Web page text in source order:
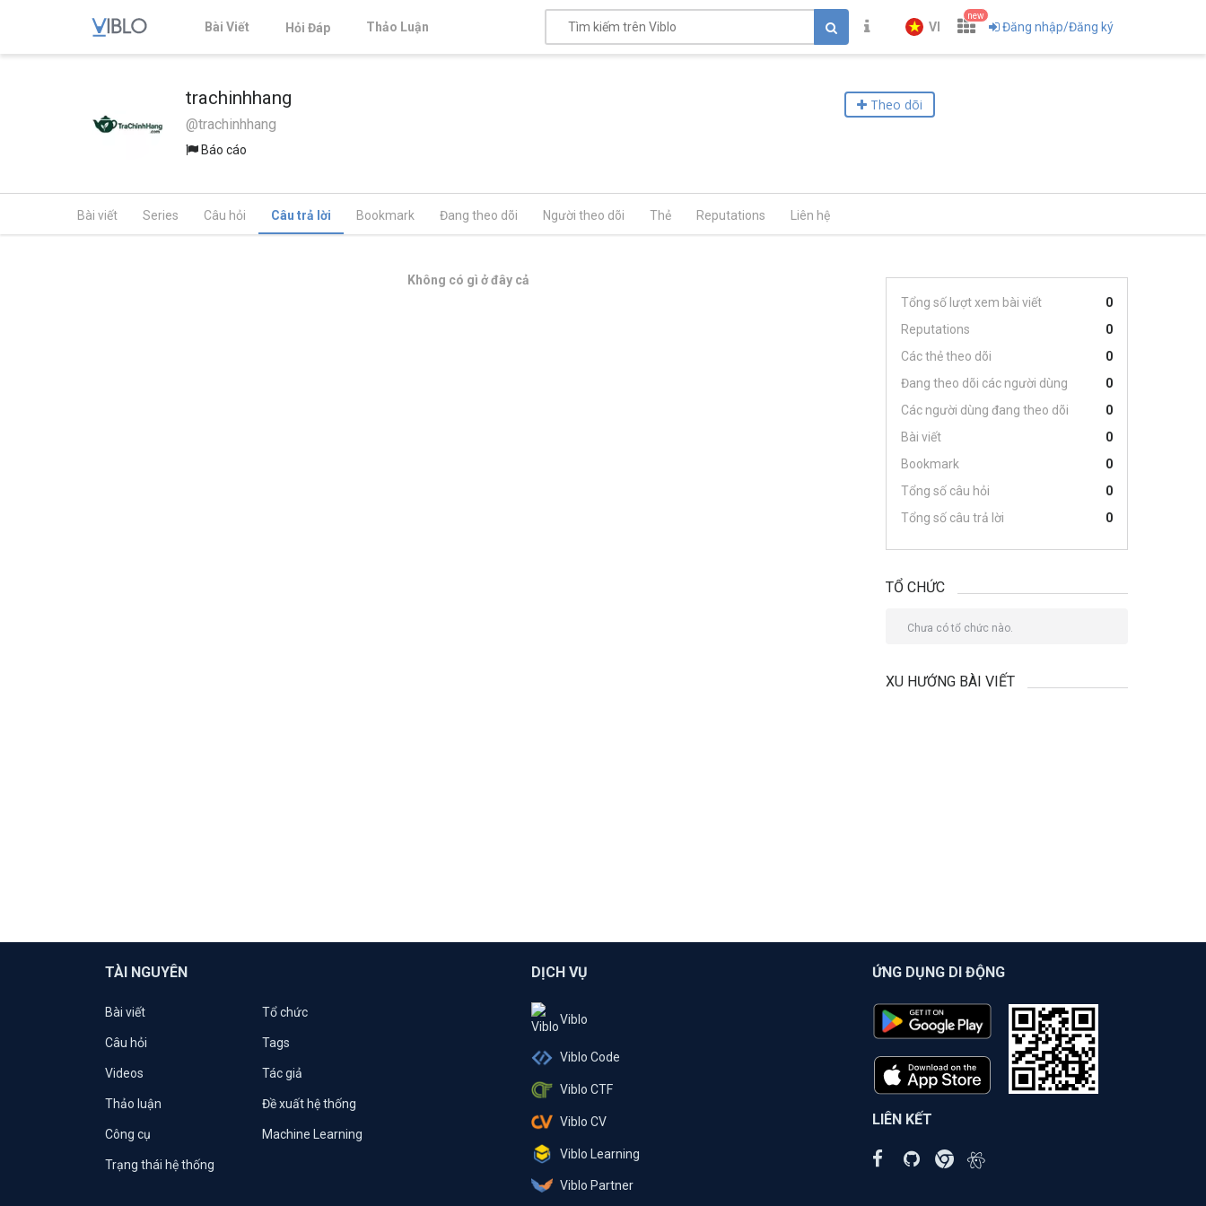
Bài Viết Hỏi Đáp Thảo Luận VI
new
Đăng nhập/Đăng ký
trachinhhang
@trachinhhang
Báo cáo
Theo dõi
Bài viết Series Câu hỏi Câu trả lời Bookmark Đang theo dõi Người theo dõi Thẻ Reputations Liên hệ
Không có gì ở đây cả
Tổng số lượt xem bài viết
0
Reputations
0
Các thẻ theo dõi
0
Đang theo dõi các người dùng
0
Các người dùng đang theo dõi
0
Bài viết
0
Bookmark
0
Tổng số câu hỏi
0
Tổng số câu trả lời
0
TỔ CHỨC
Chưa có tổ chức nào.
XU HƯỚNG BÀI VIẾT
TÀI NGUYÊN
Bài viết Tổ chức
Câu hỏi Tags
Videos Tác giả
Thảo luận Đề xuất hệ thống
Công cụ Machine Learning
Trạng thái hệ thống
DỊCH VỤ
Viblo
Viblo Code
Viblo CTF
Viblo CV
Viblo Learning
Viblo Partner
ỨNG DỤNG DI ĐỘNG
LIÊN KẾT